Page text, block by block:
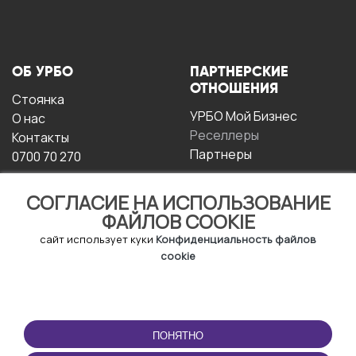
СОГЛАСИЕ НА ИСПОЛЬЗОВАНИЕ
ФАЙЛОВ COOKIE
сайт использует куки Конфиденциальность файлов
cookie
ПОНЯТНО
ОБ УРБО
Стоянка
О нас
Контакты
0700 70 270
ПАРТНЕРСКИЕ
ОТНОШЕНИЯ
УРБО Мой Бизнес
Реселлеры
Партнеры
ЭКСПЛУАТАЦИИ
Условия и положения
ПРИЛОЖЕНИЕ